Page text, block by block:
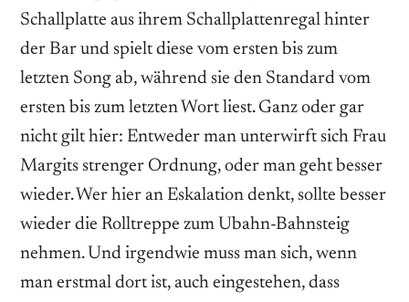
Schallplatte aus ihrem Schallplattenregal hinter
der Bar und spielt diese vom ersten bis zum
letzten Song ab, während sie den Standard vom
ersten bis zum letzten Wort liest. Ganz oder gar
nicht gilt hier: Entweder man unterwirft sich Frau
Margits strenger Ordnung, oder man geht besser
wieder. Wer hier an Eskalation denkt, sollte besser
wieder die Rolltreppe zum Ubahn-Bahnsteig
nehmen. Und irgendwie muss man sich, wenn
man erstmal dort ist, auch eingestehen, dass